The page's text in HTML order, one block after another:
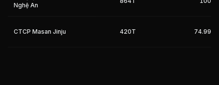
Nghệ An
CTCP Masan Jinju 420T 74.99%